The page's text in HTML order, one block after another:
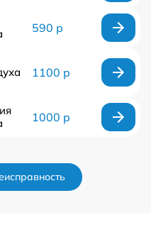
590 р
1100 р
1000 р